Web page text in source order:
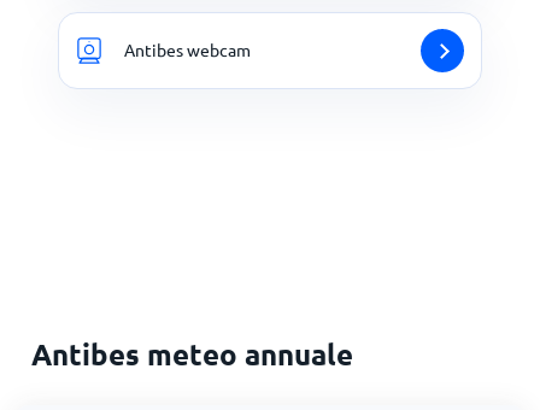
Antibes webcam
Antibes meteo annuale